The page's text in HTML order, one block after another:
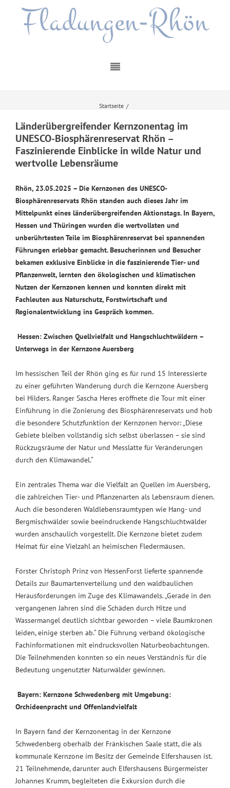
Fladungen-Rhön
Startseite /
Länderübergreifender Kernzonentag im
UNESCO-Biosphärenreservat Rhön –
Faszinierende Einblicke in wilde Natur und
wertvolle Lebensräume
Rhön, 23.05.2025 – Die Kernzonen des UNESCO-
Biosphärenreservats Rhön standen auch dieses Jahr im
Mittelpunkt eines länderübergreifenden Aktionstags. In Bayern,
Hessen und Thüringen wurden die wertvollsten und
unberührtesten Teile im Biosphärenreservat bei spannenden
Führungen erlebbar gemacht. Besucherinnen und Besucher
bekamen exklusive Einblicke in die faszinierende Tier- und
Pflanzenwelt, lernten den ökologischen und klimatischen
Nutzen der Kernzonen kennen und konnten direkt mit
Fachleuten aus Naturschutz, Forstwirtschaft und
Regionalentwicklung ins Gespräch kommen.
Hessen: Zwischen Quellvielfalt und Hangschluchtwäldern –
Unterwegs in der Kernzone Auersberg
Im hessischen Teil der Rhön ging es für rund 15 Interessierte
zu einer geführten Wanderung durch die Kernzone Auersberg
bei Hilders. Ranger Sascha Heres eröffnete die Tour mit einer
Einführung in die Zonierung des Biosphärenreservats und hob
die besondere Schutzfunktion der Kernzonen hervor: „Diese
Gebiete bleiben vollständig sich selbst überlassen – sie sind
Rückzugsräume der Natur und Messlatte für Veränderungen
durch den Klimawandel.“
Ein zentrales Thema war die Vielfalt an Quellen im Auersberg,
die zahlreichen Tier- und Pflanzenarten als Lebensraum dienen.
Auch die besonderen Waldlebensraumtypen wie Hang- und
Bergmischwälder sowie beeindruckende Hangschluchtwälder
wurden anschaulich vorgestellt. Die Kernzone bietet zudem
Heimat für eine Vielzahl an heimischen Fledermäusen.
Förster Christoph Prinz von HessenForst lieferte spannende
Details zur Baumartenverteilung und den waldbaulichen
Herausforderungen im Zuge des Klimawandels. „Gerade in den
vergangenen Jahren sind die Schäden durch Hitze und
Wassermangel deutlich sichtbar geworden – viele Baumkronen
leiden, einige sterben ab.“ Die Führung verband ökologische
Fachinformationen mit eindrucksvollen Naturbeobachtungen.
Die Teilnehmenden konnten so ein neues Verständnis für die
Bedeutung ungenutzter Naturwälder gewinnen.
Bayern: Kernzone Schwedenberg mit Umgebung:
Orchideenpracht und Offenlandvielfalt
In Bayern fand der Kernzonentag in der Kernzone
Schwedenberg oberhalb der Fränkischen Saale statt, die als
kommunale Kernzone im Besitz der Gemeinde Elfershausen ist.
21 Teilnehmende, darunter auch Elfershausens Bürgermeister
Johannes Krumm, begleiteten die Exkursion durch die